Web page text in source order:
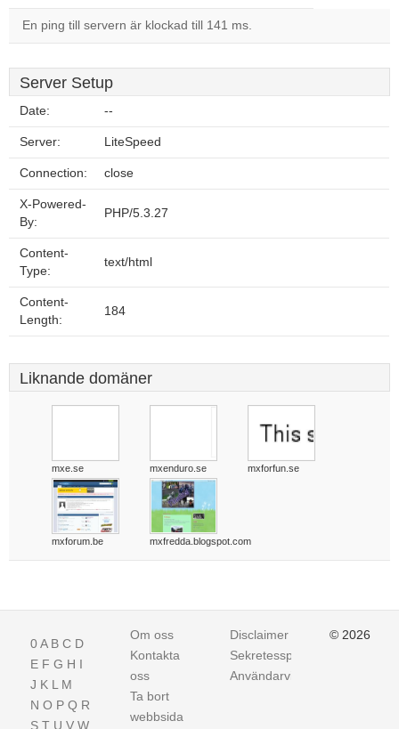
En ping till servern är klockad till 141 ms.
Server Setup
Date: --
Server: LiteSpeed
Connection: close
X-Powered-
By:
PHP/5.3.27
Content-
Type:
text/html
Content-
Length:
184
Liknande domäner
mxe.se mxenduro.se mxforfun.se
mxforum.be mxfredda.blogspot.com
0A B C D
E F G H I
J K L M
N O P Q R
S T U V W
Om oss
Kontakta
oss
Ta bort
webbsida
Disclaimer
Sekretesspolicy
Användarvillkor
© 2026